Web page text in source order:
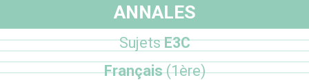
ANNALES
SujetsE3C
Français(1ère)